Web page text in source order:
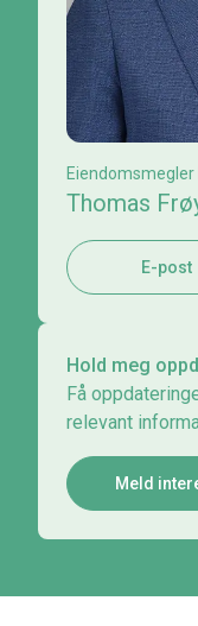
Eiendomsmegler
Thomas
E-post
Hold meg
Få
relevant
Meld